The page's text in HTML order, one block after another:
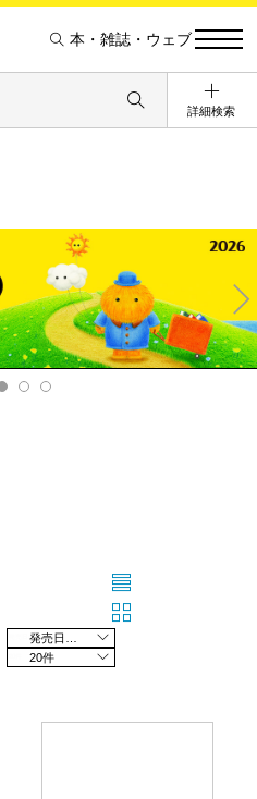
本・雑誌・ウェブ
詳細検索
Ne
xt
20件